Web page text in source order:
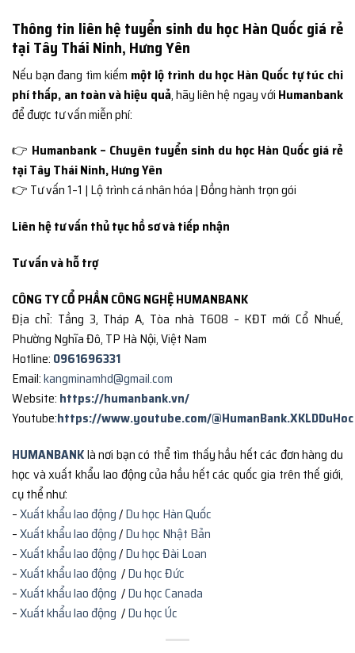
Thông tin liên hệ tuyển sinh du học Hàn Quốc giá rẻ
tại Tây Thái Ninh, Hưng Yên
Nếu bạn đang tìm kiếm một lộ trình du học Hàn Quốc tự túc chi
phí thấp, an toàn và hiệu quả, hãy liên hệ ngay với Humanbank
để được tư vấn miễn phí:
👉 Humanbank – Chuyên tuyển sinh du học Hàn Quốc giá rẻ
tại Tây Thái Ninh, Hưng Yên
👉 Tư vấn 1–1 | Lộ trình cá nhân hóa | Đồng hành trọn gói
Liên hệ tư vấn thủ tục hồ sơ và tiếp nhận
Tư vấn và hỗ trợ
CÔNG TY CỔ PHẦN CÔNG NGHỆ HUMANBANK
Địa chỉ: Tầng 3, Tháp A, Tòa nhà T608 – KĐT mới Cổ Nhuế,
Phường Nghĩa Đô, TP Hà Nội, Việt Nam
Hotline: 0961696331
Email:kangminamhd@gmail.com
Website: https://humanbank.vn/
Youtube:https://www.youtube.com/@HumanBank.XKLDDuHoc
HUMANBANKlà nơi bạn có thể tìm thấy hầu hết các đơn hàng du
học và xuất khẩu lao động của hầu hết các quốc gia trên thế giới,
cụ thể như:
–Xuất khẩu lao động/Du học Hàn Quốc
–Xuất khẩu lao động/Du học Nhật Bản
–Xuất khẩu lao động/Du học Đài Loan
–Xuất khẩu lao động /Du học Đức
–Xuất khẩu lao động /Du học Canada
–Xuất khẩu lao động /Du học Úc